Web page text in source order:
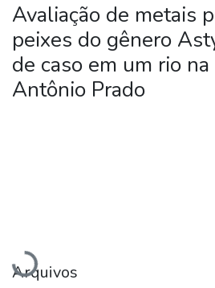
Avaliação de metais
peixes do gênero
de caso em um rio
Antônio Prado
Carregando...
Arquivos